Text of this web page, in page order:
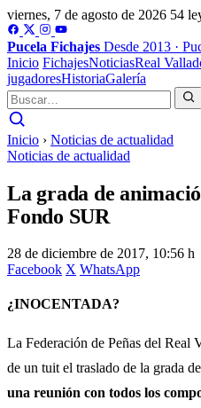
viernes, 7 de agosto de 2026 54
Pucela Fichajes Desde 2013 ·
Inicio FichajesNoticiasReal
jugadoresHistoriaGalería
Inicio › Noticias de actualidad
Noticias de actualidad
La grada de
Fondo SUR
28 de diciembre de 2017, 10:56 h
Facebook X WhatsApp
¿INOCENTADA?
La Federación de Peñas del Real
de un tuit el traslado de la grada
una reunión con todos los